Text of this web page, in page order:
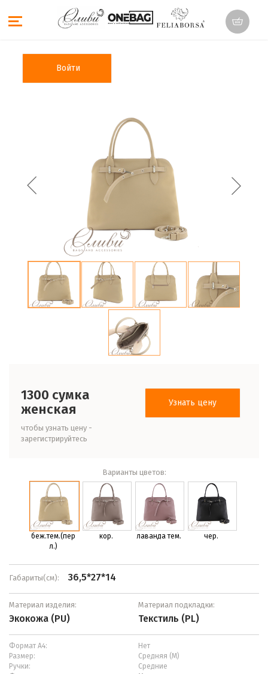
Войти
1300 сумка
женская
чтобы узнать цену -
зарегистрируйтесь
Узнать цену
Варианты цветов:
беж.тем.(пер
л.)
кор. лаванда тем. чер.
Габариты(см): 36,5*27*14
Материал изделия:
Экокожа (PU)
Материал подкладки:
Текстиль (PL)
Формат А4:
Нет
Размер:
Средняя (М)
Ручки:
Средние